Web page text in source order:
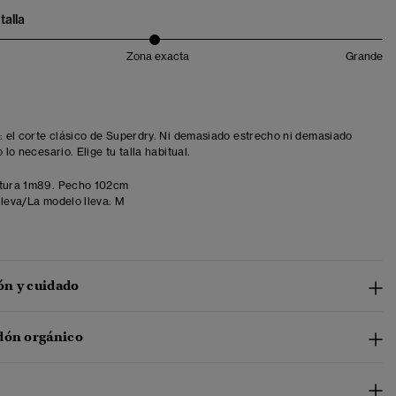
Zona exacta Grande
el corte clásico de Superdry. Ni demasiado estrecho ni demasiado
lo necesario. Elige tu talla habitual.
1m89. Pecho 102cm
La modelo lleva: M
y cuidado
orgánico